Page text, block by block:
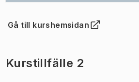
Gå till kurshemsidan
(Öppnas i ny flik)
Kurstillfälle 2